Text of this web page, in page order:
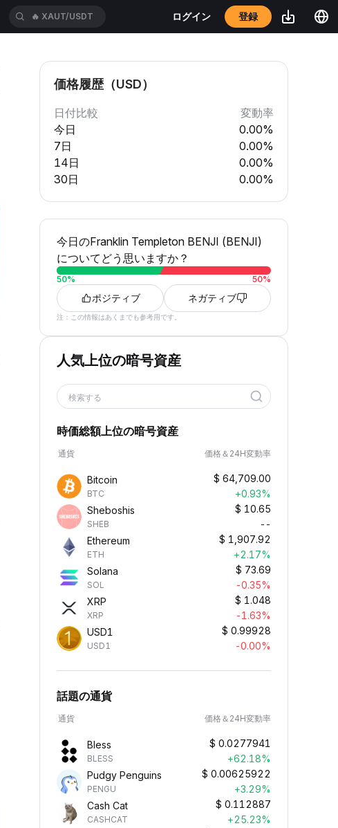
🔥 XAUT/USDT ログイン 登録
価格履歴（USD）
日付比較
変動率
今日
0.00%
7日
0.00%
14日
0.00%
30日
0.00%
今日のFranklin Templeton BENJI (BENJI)
についてどう思いますか？
50% 50%
ポジティブ ネガティブ
注：この情報はあくまでも参考用です。
人気上位の暗号資産
検索する
時価総額上位の暗号資産
通貨 価格＆24H変動率
Bitcoin
BTC
$ 64,709.00
+0.93%
Sheboshis
SHEB
$ 10.65
--
Ethereum
ETH
$ 1,907.92
+2.17%
Solana
SOL
$ 73.69
-0.35%
XRP
XRP
$ 1.048
-1.63%
USD1
USD1
$ 0.99928
-0.00%
話題の通貨
通貨 価格＆24H変動率
Bless
BLESS
$ 0.0277941
+62.18%
Pudgy Penguins
PENGU
$ 0.00625922
+3.29%
Cash Cat
CASHCAT
$ 0.112887
+25.23%